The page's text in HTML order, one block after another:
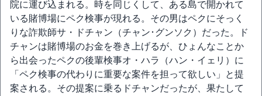
院に運び込まれる。時を同じくして、ある島で開かれて
いる賭博場にペク検事が現れる。その男はペクにそっく
りな詐欺師サ・ドチャン（チャン･グンソク）だった。ド
チャンは賭博場のお金を巻き上げるが、ひょんなことか
ら出会ったペクの後輩検事オ・ハラ（ハン・イェリ）に
「ペク検事の代わりに重要な案件を担って欲しい」と提
案される。その提案に乗るドチャンだったが、果たして